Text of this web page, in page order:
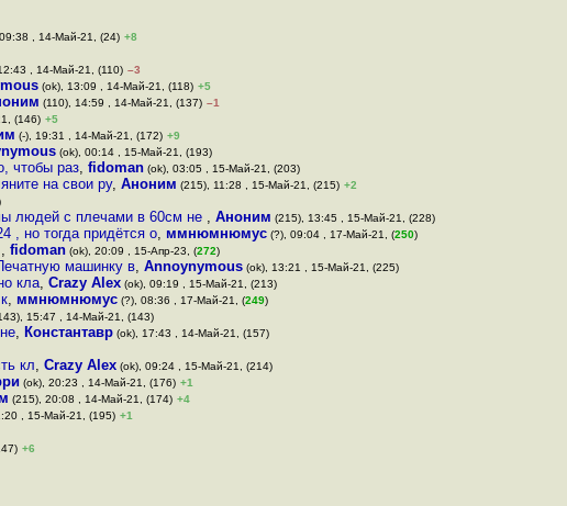
, 14-Май-21, (24) +8
, 14-Май-21, (110) –3
(ok), 13:09 , 14-Май-21, (118) +5
(110), 14:59 , 14-Май-21, (137) –1
(146) +5
(-), 19:31 , 14-Май-21, (172) +9
(ok), 00:14 , 15-Май-21, (193)
чтобы раз, fidoman (ok), 03:05 , 15-Май-21, (203)
на свои ру, Аноним (215), 11:28 , 15-Май-21, (215) +2
людей с плечами в 60см не , Аноним (215), 13:45 , 15-Май-21, (228)
, но тогда придётся о, ммнюмнюмус (?), 09:04 , 17-Май-21, (250)
, fidoman (ok), 20:09 , 15-Апр-23, (272)
машинку в, Annoynymous (ok), 13:21 , 15-Май-21, (225)
кла, Crazy Alex (ok), 09:19 , 15-Май-21, (213)
, ммнюмнюмус (?), 08:36 , 17-Май-21, (249)
15:47 , 14-Май-21, (143)
, Константавр (ok), 17:43 , 14-Май-21, (157)
кл, Crazy Alex (ok), 09:24 , 15-Май-21, (214)
(ok), 20:23 , 14-Май-21, (176) +1
(215), 20:08 , 14-Май-21, (174) +4
, 15-Май-21, (195) +1
+6